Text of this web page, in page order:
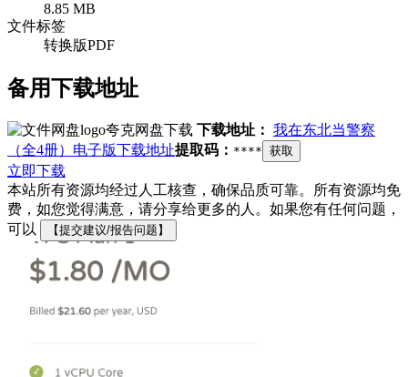
8.85 MB
文件标签
转换版PDF
备用下载地址
夸克网盘下载 下载地址： 我在东北当警察
（全4册）电子版下载地址提取码： **** 获取
立即下载
本站所有资源均经过人工核查，确保品质可靠。所有资源均免
费，如您觉得满意，请分享给更多的人。如果您有任何问题，
可以
【提交建议/报告问题】